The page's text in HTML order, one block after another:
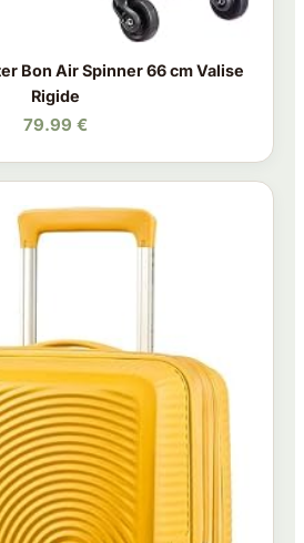
Bon Air Spinner 66 cm Valise
Rigide
79.99 €